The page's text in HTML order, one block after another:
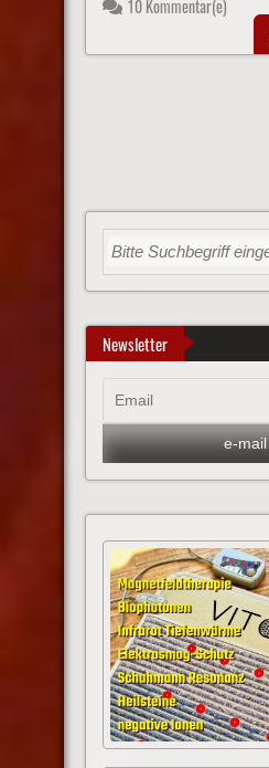
10 Kommentar(e)
Newsletter